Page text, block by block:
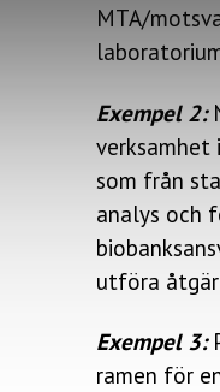
MTA/
Exempel 2:
verksamhet
som från
analys och
utföra
Exempel 3:
ramen för